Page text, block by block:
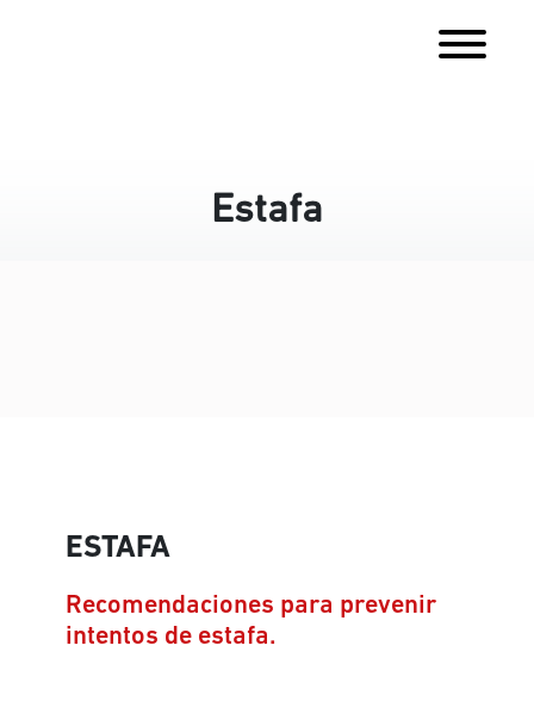
Estafa
ESTAFA
Recomendaciones para prevenir
intentos de estafa.